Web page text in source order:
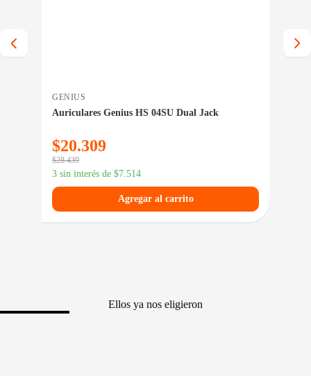
GENIUS
Auriculares Genius HS 04SU Dual Jack
$20.309
$28.439
3 sin interés de $7.514
Agregar al carrito
Ellos ya nos eligieron